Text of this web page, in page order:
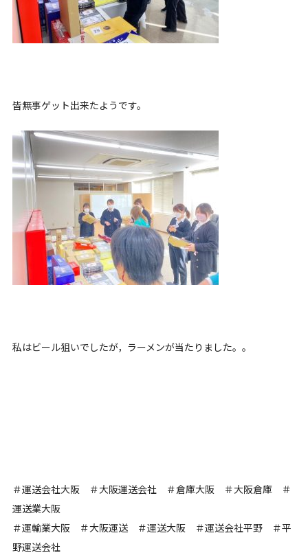
皆無事ゲット出来たようです。
私はビール狙いでしたが，ラーメンが当たりました。。
＃運送会社大阪 ＃大阪運送会社 ＃倉庫大阪 ＃大阪倉庫 ＃
運送業大阪
＃運輸業大阪 ＃大阪運送 ＃運送大阪 ＃運送会社平野 ＃平
野運送会社